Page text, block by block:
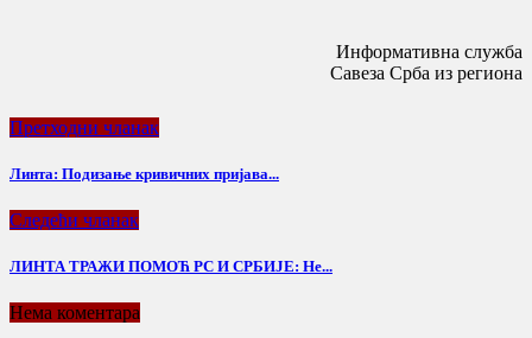
Информативна служба
Савеза Срба из региона
Претходни чланак
Линта: Подизање кривичних пријава...
Следећи чланак
ЛИНТА ТРАЖИ ПОМОЋ РС И СРБИЈЕ: Нe...
Нема коментара